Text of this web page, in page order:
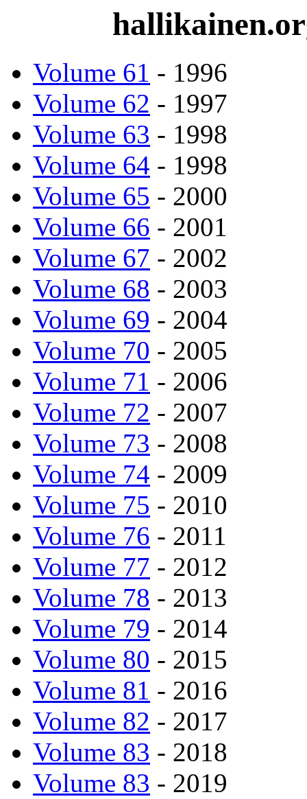
Volume 61 - 1996
Volume 62 - 1997
Volume 63 - 1998
Volume 64 - 1998
Volume 65 - 2000
Volume 66 - 2001
Volume 67 - 2002
Volume 68 - 2003
Volume 69 - 2004
Volume 70 - 2005
Volume 71 - 2006
Volume 72 - 2007
Volume 73 - 2008
Volume 74 - 2009
Volume 75 - 2010
Volume 76 - 2011
Volume 77 - 2012
Volume 78 - 2013
Volume 79 - 2014
Volume 80 - 2015
Volume 81 - 2016
Volume 82 - 2017
Volume 83 - 2018
Volume 83 - 2019